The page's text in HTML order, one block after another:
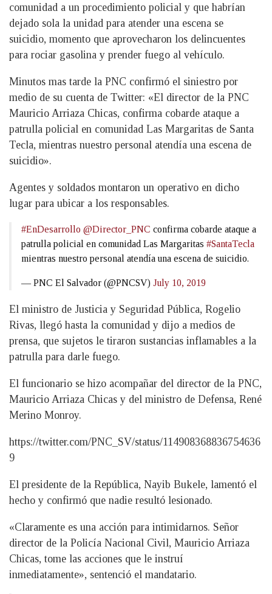
comunidad a un procedimiento policial y que habrían
dejado sola la unidad para atender una escena se
suicidio, momento que aprovecharon los delincuentes
para rociar gasolina y prender fuego al vehículo.
Minutos mas tarde la PNC confirmó el siniestro por
medio de su cuenta de Twitter: «El director de la PNC
Mauricio Arriaza Chicas, confirma cobarde ataque a
patrulla policial en comunidad Las Margaritas de Santa
Tecla, mientras nuestro personal atendía una escena de
suicidio».
Agentes y soldados montaron un operativo en dicho
lugar para ubicar a los responsables.
#EnDesarrollo @Director_PNC confirma cobarde ataque a
patrulla policial en comunidad Las Margaritas #SantaTecla
mientras nuestro personal atendía una escena de suicidio.
— PNC El Salvador (@PNCSV) July 10, 2019
El ministro de Justicia y Seguridad Pública, Rogelio
Rivas, llegó hasta la comunidad y dijo a medios de
prensa, que sujetos le tiraron sustancias inflamables a la
patrulla para darle fuego.
El funcionario se hizo acompañar del director de la PNC,
Mauricio Arriaza Chicas y del ministro de Defensa, René
Merino Monroy.
https://twitter.com/PNC_SV/status/114908368836754636
9
El presidente de la República, Nayib Bukele, lamentó el
hecho y confirmó que nadie resultó lesionado.
«Claramente es una acción para intimidarnos. Señor
director de la Policía Nacional Civil, Mauricio Arriaza
Chicas, tome las acciones que le instruí
inmediatamente», sentenció el mandatario.